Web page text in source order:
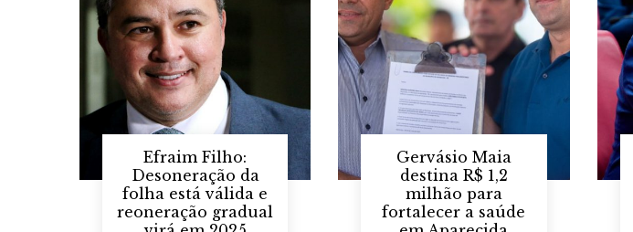
Efraim Filho:
Desoneração da
folha está válida e
reoneração gradual
Gervásio Maia
destina R$ 1,2
milhão para
fortalecer a saúde